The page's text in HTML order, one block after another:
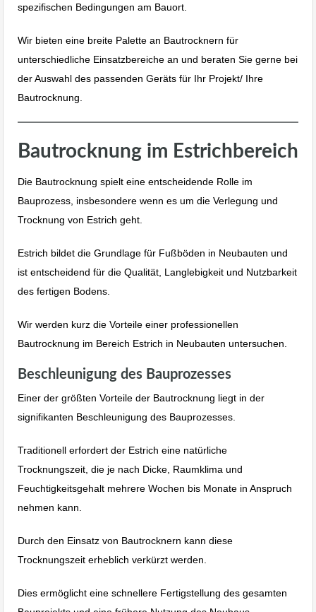
spezifischen Bedingungen am Bauort.
Wir bieten eine breite Palette an Bautrocknern für
unterschiedliche Einsatzbereiche an und beraten Sie gerne bei
der Auswahl des passenden Geräts für Ihr Projekt/ Ihre
Bautrocknung.
Bautrocknung im Estrichbereich
Die Bautrocknung spielt eine entscheidende Rolle im
Bauprozess, insbesondere wenn es um die Verlegung und
Trocknung von Estrich geht.
Estrich bildet die Grundlage für Fußböden in Neubauten und
ist entscheidend für die Qualität, Langlebigkeit und Nutzbarkeit
des fertigen Bodens.
Wir werden kurz die Vorteile einer professionellen
Bautrocknung im Bereich Estrich in Neubauten untersuchen.
Beschleunigung des Bauprozesses
Einer der größten Vorteile der Bautrocknung liegt in der
signifikanten Beschleunigung des Bauprozesses.
Traditionell erfordert der Estrich eine natürliche
Trocknungszeit, die je nach Dicke, Raumklima und
Feuchtigkeitsgehalt mehrere Wochen bis Monate in Anspruch
nehmen kann.
Durch den Einsatz von Bautrocknern kann diese
Trocknungszeit erheblich verkürzt werden.
Dies ermöglicht eine schnellere Fertigstellung des gesamten